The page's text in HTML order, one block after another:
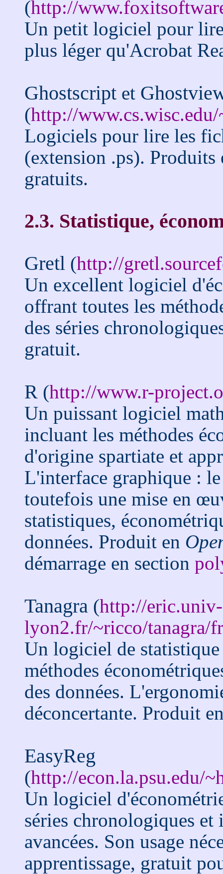
(http://
Un petit logiciel pour
plus léger qu'Acrobat
Ghostscript et
(http://www.cs.wisc.edu/
Logiciels pour lire les
(extension .ps).
gratuits.
2.3. Statistique,
Gretl (http://
Un excellent logiciel
offrant toutes les
des séries
gratuit.
R (http://www.r-
Un puissant logiciel
incluant les méthodes
d'origine spartiate et
L'interface graphique :
toutefois une mise en
statistiques,
données. Produit en
démarrage en section
Tanagra (http://eric.univ-
lyon2.fr/~ricco/tanagra/
Un logiciel de
méthodes
des données.
déconcertante. Produit
EasyReg
(http://econ.la.psu.edu/
Un logiciel
séries chronologiques et
avancées. Son usage
apprentissage, gratuit